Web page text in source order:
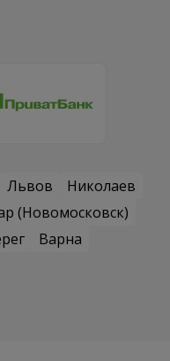
Львов
Николаев
(Новомосковск)
Варна